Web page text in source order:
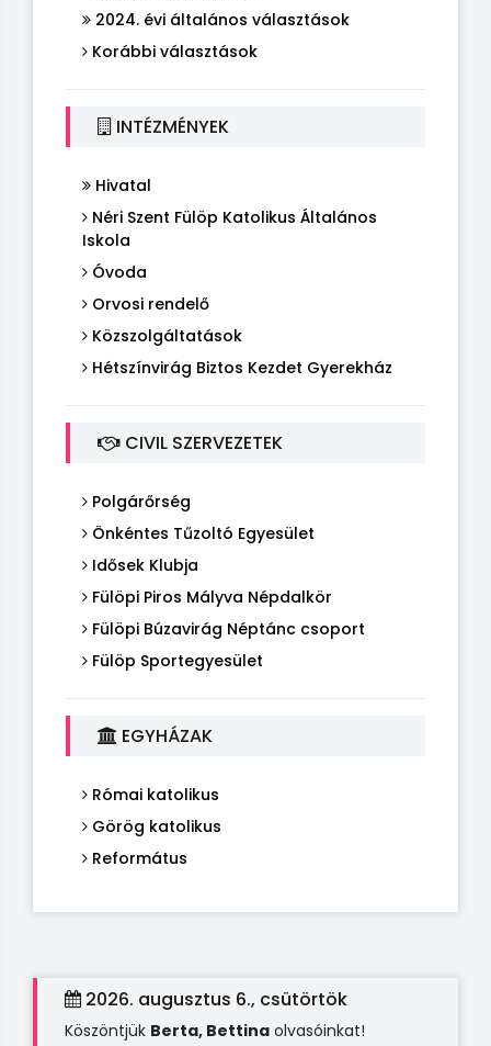
2024. évi általános választások
Korábbi választások
INTÉZMÉNYEK
Hivatal
Néri Szent Fülöp Katolikus Általános
Iskola
Óvoda
Orvosi rendelő
Közszolgáltatások
Hétszínvirág Biztos Kezdet Gyerekház
CIVIL SZERVEZETEK
Polgárőrség
Önkéntes Tűzoltó Egyesület
Idősek Klubja
Fülöpi Piros Mályva Népdalkör
Fülöpi Búzavirág Néptánc csoport
Fülöp Sportegyesület
EGYHÁZAK
Római katolikus
Görög katolikus
Református
2026. augusztus 6., csütörtök
Köszöntjük Berta, Bettina olvasóinkat!